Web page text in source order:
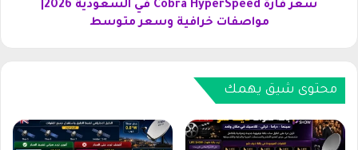
r
s
e
r
S
مواصفات خرافية وسعر متوسط
محتوى شيق يهمك